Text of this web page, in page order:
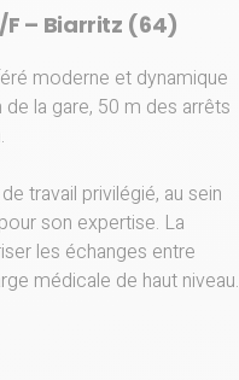
– Biarritz (64)
moderne et dynamique
la gare, 50 m des arrêts
travail privilégié, au sein
son expertise. La
les échanges entre
médicale de haut niveau.